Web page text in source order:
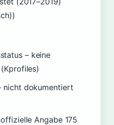
– keine
nicht dokumentiert
Angabe 175